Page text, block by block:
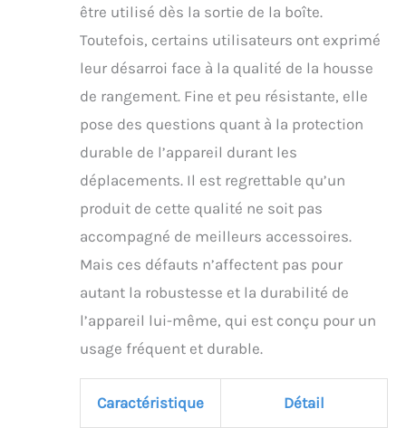
être utilisé dès la sortie de la boîte.
Toutefois, certains utilisateurs ont exprimé
leur désarroi face à la qualité de la housse
de rangement. Fine et peu résistante, elle
pose des questions quant à la protection
durable de l’appareil durant les
déplacements. Il est regrettable qu’un
produit de cette qualité ne soit pas
accompagné de meilleurs accessoires.
Mais ces défauts n’affectent pas pour
autant la robustesse et la durabilité de
l’appareil lui-même, qui est conçu pour un
usage fréquent et durable.
Caractéristique Détail